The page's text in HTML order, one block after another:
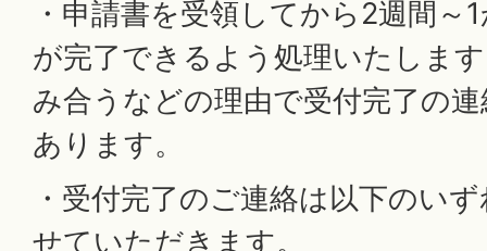
・申請書を受領してから2週間～
が完了できるよう処理いたしま
み合うなどの理由で受付完了の
あります。
・受付完了のご連絡は以下のい
せていただきます。